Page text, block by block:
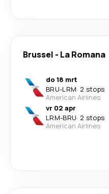
Brussel - La Romana
do 18 mrt
BRU-LRM· 2 stops
American Airlines
vr 02 apr
LRM-BRU· 2 stops
American Airlines